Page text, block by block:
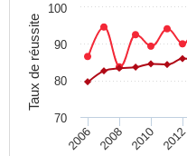
Taux de réussite
2006 2008 2010 2012
70
80
90
100